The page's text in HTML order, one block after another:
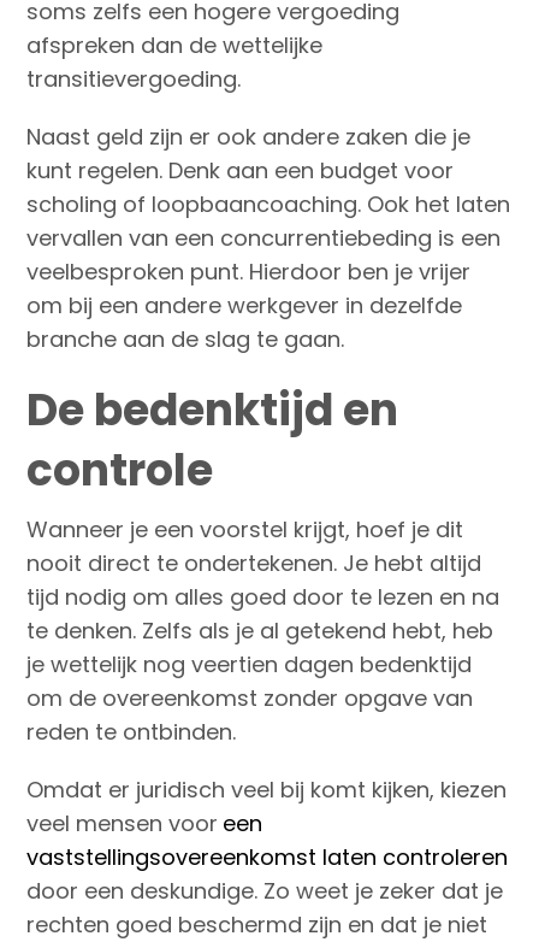
soms zelfs een hogere vergoeding
afspreken dan de wettelijke
transitievergoeding.
Naast geld zijn er ook andere zaken die je
kunt regelen. Denk aan een budget voor
scholing of loopbaancoaching. Ook het laten
vervallen van een concurrentiebeding is een
veelbesproken punt. Hierdoor ben je vrijer
om bij een andere werkgever in dezelfde
branche aan de slag te gaan.
De bedenktijd en
controle
Wanneer je een voorstel krijgt, hoef je dit
nooit direct te ondertekenen. Je hebt altijd
tijd nodig om alles goed door te lezen en na
te denken. Zelfs als je al getekend hebt, heb
je wettelijk nog veertien dagen bedenktijd
om de overeenkomst zonder opgave van
reden te ontbinden.
Omdat er juridisch veel bij komt kijken, kiezen
veel mensen voor een
vaststellingsovereenkomst laten controleren
door een deskundige. Zo weet je zeker dat je
rechten goed beschermd zijn en dat je niet